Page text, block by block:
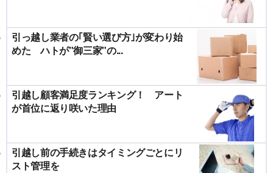
引っ越し業者の｢賢い選び方｣が変わり始
めた ハトが"御三家"の...
引越し顧客満足度ランキング！ アート
が首位に返り咲いた理由
引越し前の手続きはタイミングごとにリ
スト管理を